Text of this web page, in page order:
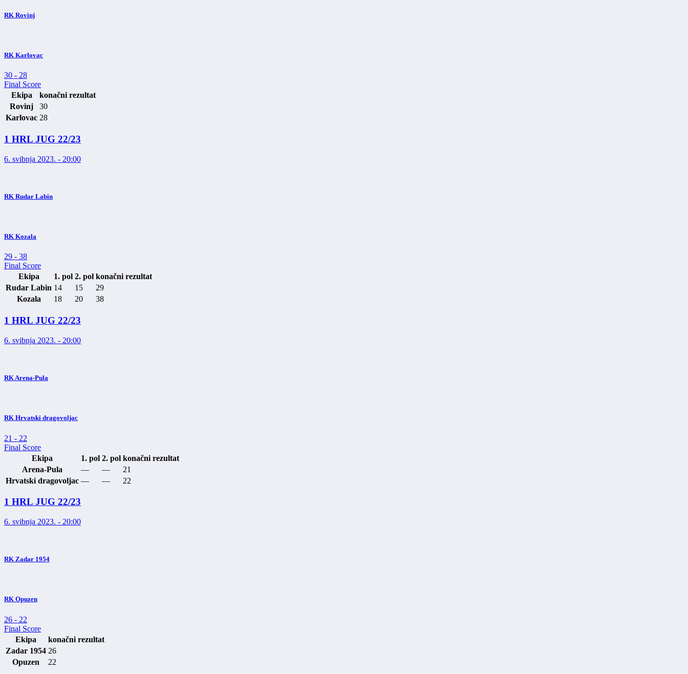
RK Rovinj
RK Karlovac
30 - 28
Final Score
Ekipa
konačni rezultat
Rovinj
30
Karlovac 28
1 HRL JUG 22/23
6. svibnja 2023. - 20:00
RK Rudar Labin
RK Kozala
29 - 38
Final Score
Ekipa
1. pol 2. pol konačni rezultat
Rudar Labin 14 15
29
Kozala
18 20 38
1 HRL JUG 22/23
6. svibnja 2023. - 20:00
RK Arena-Pula
RK Hrvatski dragovoljac
21 - 22
Final Score
Ekipa
1. pol 2. pol konačni rezultat
Arena-Pula
— —
21
Hrvatski dragovoljac — — 22
1 HRL JUG 22/23
6. svibnja 2023. - 20:00
RK Zadar 1954
RK Opuzen
26 - 22
Final Score
Ekipa
konačni rezultat
Zadar 1954 26
Opuzen
22